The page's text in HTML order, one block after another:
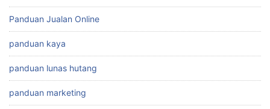
Panduan Jualan Online
panduan kaya
panduan lunas hutang
panduan marketing